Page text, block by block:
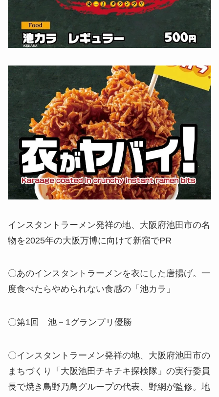
インスタントラーメン発祥の地、大阪府池田市の名
物を2025年の大阪万博に向けて新宿でPR
〇あのインスタントラーメンを衣にした唐揚げ。一
度食べたらやめられない食感の「池カラ」
〇第1回 池－1グランプリ優勝
〇インスタントラーメン発祥の地、大阪府池田市の
まちづくり「大阪池田チキチキ探検隊」の実行委員
長で焼き鳥野乃鳥グループの代表、野網が監修。地